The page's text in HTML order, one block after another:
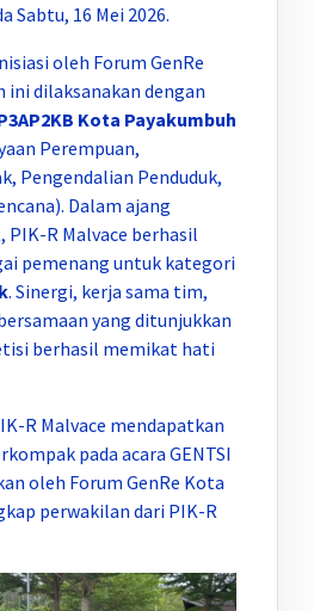
Sabtu, 16 Mei 2026.
oleh Forum GenRe
ini dilaksanakan dengan
Kota Payakumbuh
Perempuan,
Pengendalian Penduduk,
Dalam ajang
R Malvace berhasil
pemenang untuk kategori
. Sinergi, kerja sama tim,
yang ditunjukkan
berhasil memikat hati
R Malvace mendapatkan
pada acara GENTSI
oleh Forum GenRe Kota
perwakilan dari PIK-R